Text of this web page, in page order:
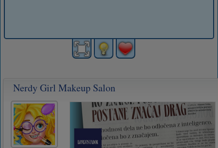
Nerdy Girl Makeup Salon